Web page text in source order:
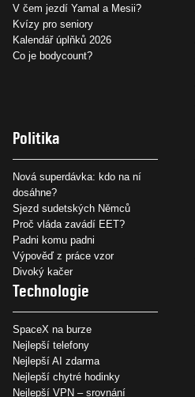
V čem jezdí Yamal a Mesii?
Kvízy pro seniory
Kalendář úplňků 2026
Co je bodycount?
Politika
Nová superdávka: kdo na ní
dosáhne?
Sjezd sudetských Němců
Proč vláda zavádí EET?
Padni komu padni
Výpověď z práce vzor
Divoký kačer
Technologie
SpaceX na burze
Nejlepší telefony
Nejlepší AI zdarma
Nejlepší chytré hodinky
Nejlepší VPN – srovnání